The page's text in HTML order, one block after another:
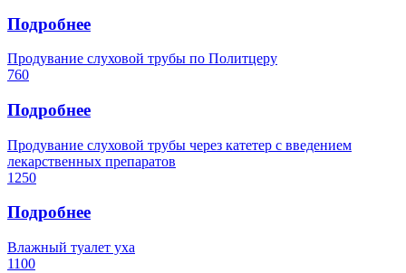
Подробнее
Продувание слуховой трубы по Политцеру
760
Подробнее
Продувание слуховой трубы через катетер с введением
лекарственных препаратов
1250
Подробнее
Влажный туалет уха
1100